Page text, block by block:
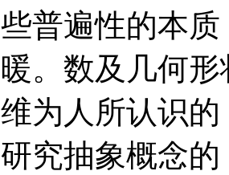
普遍性的本
。数及几何
为人所认识
究抽象概念